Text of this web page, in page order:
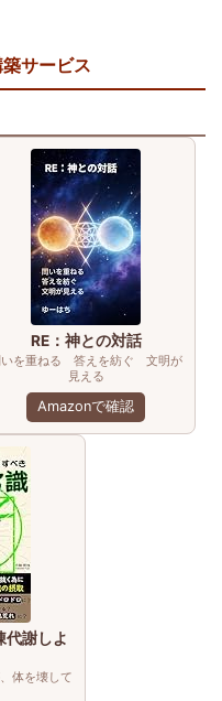
サービス
RE：神との対話
を重ねる 答えを紡ぐ 文明が
見える
Amazonで確認
代謝しよ
体を壊して